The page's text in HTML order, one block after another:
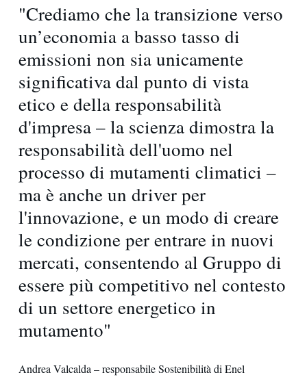
"Crediamo che la transizione verso
un’economia a basso tasso di
emissioni non sia unicamente
significativa dal punto di vista
etico e della responsabilità
d'impresa – la scienza dimostra la
responsabilità dell'uomo nel
processo di mutamenti climatici –
ma è anche un driver per
l'innovazione, e un modo di creare
le condizione per entrare in nuovi
mercati, consentendo al Gruppo di
essere più competitivo nel contesto
di un settore energetico in
mutamento"
Andrea Valcalda – responsabile Sostenibilità di Enel